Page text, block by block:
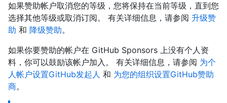
如果赞助帐户取消您的等级，您将保持在当前等级，直到您
选择其他等级或取消订阅。 有关详细信息，请参阅 升级赞
助 和 降级赞助。
如果你要赞助的帐户在 GitHub Sponsors 上没有个人资
料，你可以鼓励该帐户加入。 有关详细信息，请参阅 为个
人帐户设置GitHub发起人 和 为您的组织设置GitHub赞助
商。